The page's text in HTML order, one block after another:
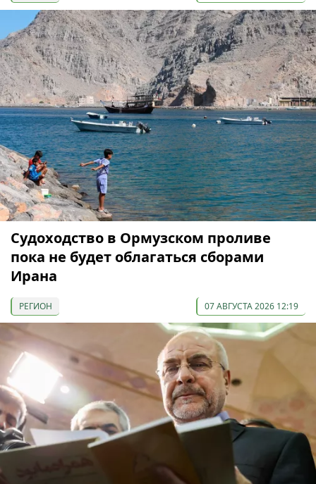
Судоходство в Ормузском проливе
пока не будет облагаться сборами
Ирана
РЕГИОН 07 АВГУСТА 2026 12:19